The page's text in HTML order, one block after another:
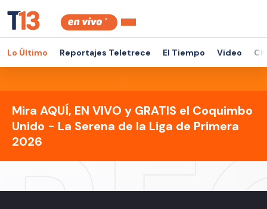
Lo Último Reportajes Teletrece El Tiempo Video
Mira AQUÍ, EN VIVO y GRATIS el Coquimbo
Unido - La Serena de la Liga de Primera
2026